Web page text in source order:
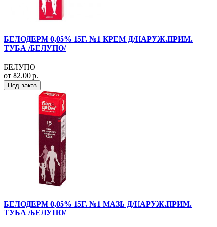
БЕЛОДЕРМ 0,05% 15Г. №1 КРЕМ Д/НАРУЖ.ПРИМ.
ТУБА /БЕЛУПО/
БЕЛУПО
от 82.00 р.
Под заказ
БЕЛОДЕРМ 0,05% 15Г. №1 МАЗЬ Д/НАРУЖ.ПРИМ.
ТУБА /БЕЛУПО/